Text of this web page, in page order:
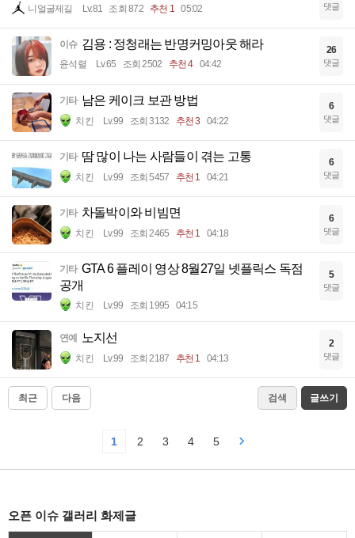
니얼굴제길 Lv.81 조회 872 추천 1 05:02 댓글
이슈 김용 : 정청래는 반명커밍아웃 해라
윤석렬 Lv.65 조회 2502 추천 4 04:42
26
댓글
기타 남은 케이크 보관 방법
치킨 Lv.99 조회 3132 추천 3 04:22
6
댓글
기타 땀 많이 나는 사람들이 겪는 고통
치킨 Lv.99 조회 5457 추천 1 04:21
6
댓글
기타 차돌박이와 비빔면
치킨 Lv.99 조회 2465 추천 1 04:18
6
댓글
기타 GTA 6 플레이 영상 8월27일 넷플릭스 독점
공개
치킨 Lv.99 조회 1995 04:15
5
댓글
연예 노지선
치킨 Lv.99 조회 2187 추천 1 04:13
2
댓글
최근 다음 검색 글쓰기
1 2 3 4 5
오픈 이슈 갤러리 화제글